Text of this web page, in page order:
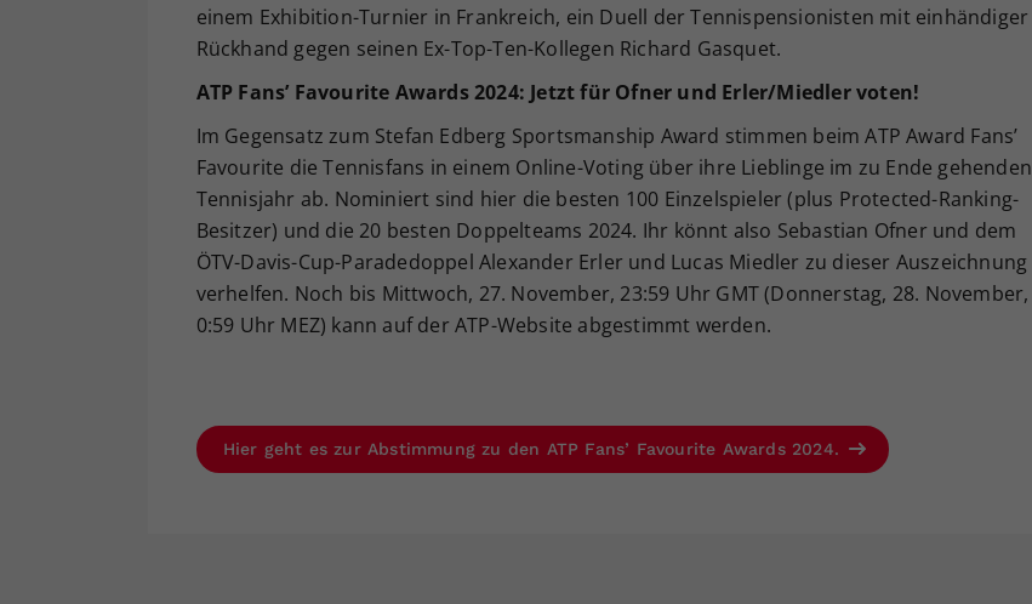
einem Exhibition-Turnier in Frankreich, ein Duell der Tennispensionisten mit einhändiger
Rückhand gegen seinen Ex-Top-Ten-Kollegen Richard Gasquet.
ATP Fans’ Favourite Awards 2024: Jetzt für Ofner und Erler/Miedler voten!
Im Gegensatz zum Stefan Edberg Sportsmanship Award stimmen beim ATP Award Fans’
Favourite die Tennisfans in einem Online-Voting über ihre Lieblinge im zu Ende gehenden
Tennisjahr ab. Nominiert sind hier die besten 100 Einzelspieler (plus Protected-Ranking-
Besitzer) und die 20 besten Doppelteams 2024. Ihr könnt also Sebastian Ofner und dem
ÖTV-Davis-Cup-Paradedoppel Alexander Erler und Lucas Miedler zu dieser Auszeichnung
verhelfen. Noch bis Mittwoch, 27. November, 23:59 Uhr GMT (Donnerstag, 28. November,
0:59 Uhr MEZ) kann auf der ATP-Website abgestimmt werden.
Hier geht es zur Abstimmung zu den ATP Fans’ Favourite Awards 2024.